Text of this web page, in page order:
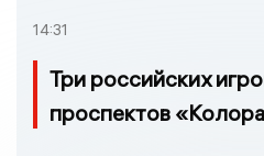
14:31
Три российских
проспектов